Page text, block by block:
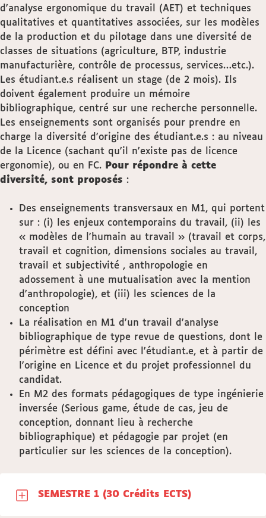
d'analyse ergonomique du travail (AET) et techniques
qualitatives et quantitatives associées, sur les modèles
de la production et du pilotage dans une diversité de
classes de situations (agriculture, BTP, industrie
manufacturière, contrôle de processus, services…etc.).
Les étudiant.e.s réalisent un stage (de 2 mois). Ils
doivent également produire un mémoire
bibliographique, centré sur une recherche personnelle.
Les enseignements sont organisés pour prendre en
charge la diversité d'origine des étudiant.e.s : au niveau
de la Licence (sachant qu'il n'existe pas de licence
ergonomie), ou en FC. Pour répondre à cette
diversité, sont proposés :
Des enseignements transversaux en M1, qui portent
sur : (i) les enjeux contemporains du travail, (ii) les
« modèles de l'humain au travail » (travail et corps,
travail et cognition, dimensions sociales au travail,
travail et subjectivité , anthropologie en
adossement à une mutualisation avec la mention
d'anthropologie), et (iii) les sciences de la
conception
La réalisation en M1 d'un travail d'analyse
bibliographique de type revue de questions, dont le
périmètre est défini avec l'étudiant.e, et à partir de
l'origine en Licence et du projet professionnel du
candidat.
En M2 des formats pédagogiques de type ingénierie
inversée (Serious game, étude de cas, jeu de
conception, donnant lieu à recherche
bibliographique) et pédagogie par projet (en
particulier sur les sciences de la conception).
SEMESTRE 1 (30 Crédits ECTS)